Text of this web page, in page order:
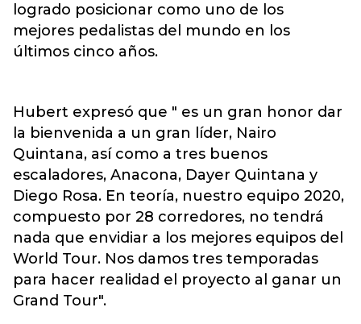
logrado posicionar como uno de los
mejores pedalistas del mundo en los
últimos cinco años.
Hubert expresó que " es un gran honor dar
la bienvenida a un gran líder, Nairo
Quintana, así como a tres buenos
escaladores, Anacona, Dayer Quintana y
Diego Rosa. En teoría, nuestro equipo 2020,
compuesto por 28 corredores, no tendrá
nada que envidiar a los mejores equipos del
World Tour. Nos damos tres temporadas
para hacer realidad el proyecto al ganar un
Grand Tour".